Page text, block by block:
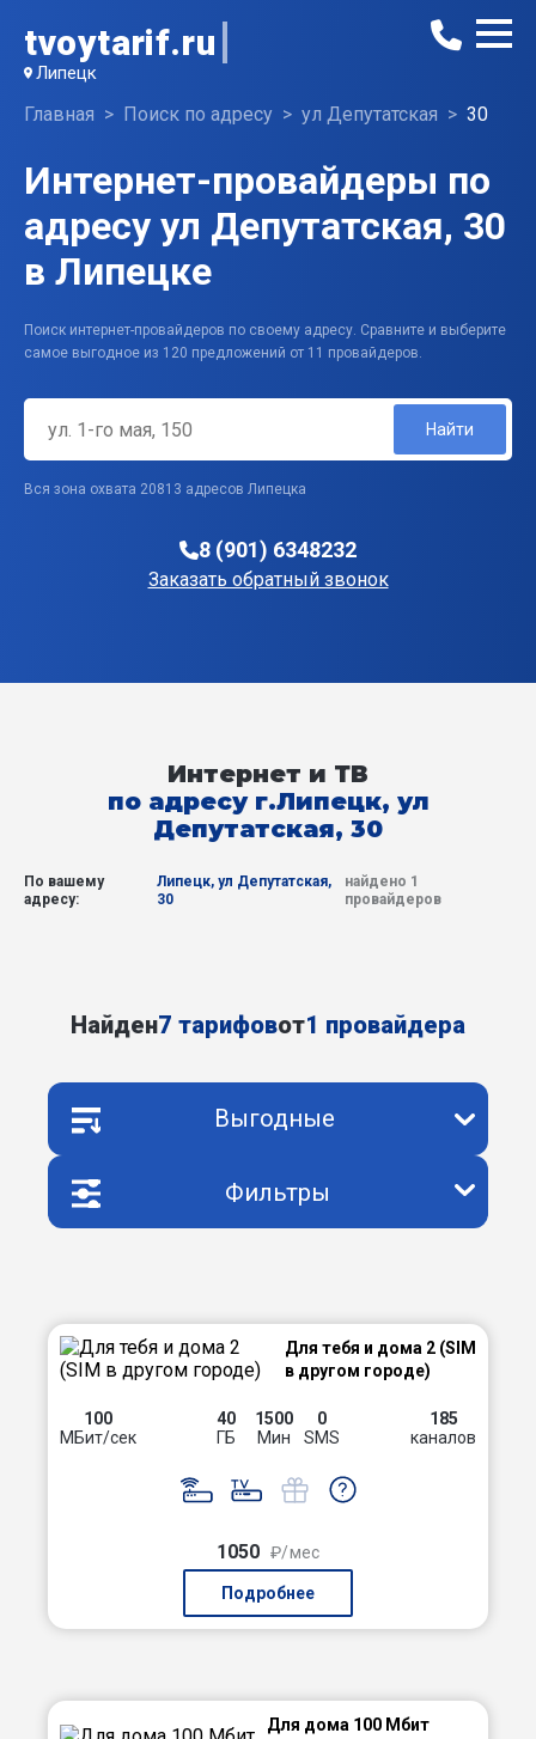
tvoytarif.ru
Липецк
Главная Поиск по адресу ул Депутатская 30
Интернет-провайдеры по
адресу ул Депутатская, 30
в Липецке
Поиск интернет-провайдеров по своему адресу. Сравните и выберите
самое выгодное из 120 предложений от 11 провайдеров.
Найти
Вся зона охвата 20813 адресов Липецка
8 (901) 6348232
Заказать обратный звонок
Интернет и ТВ
по адресу г.Липецк, ул
Депутатская, 30
По вашему
адресу:
Липецк, ул Депутатская,
30
найдено 1
провайдеров
Найден7 тарифовот1 провайдера
Выгодные
Фильтры
Для тебя и дома 2 (SIM
в другом городе)
100
МБит/сек
40
ГБ
1500
Мин
0
SMS
185
каналов
1050 ₽/мес
Подробнее
Для дома 100 Мбит